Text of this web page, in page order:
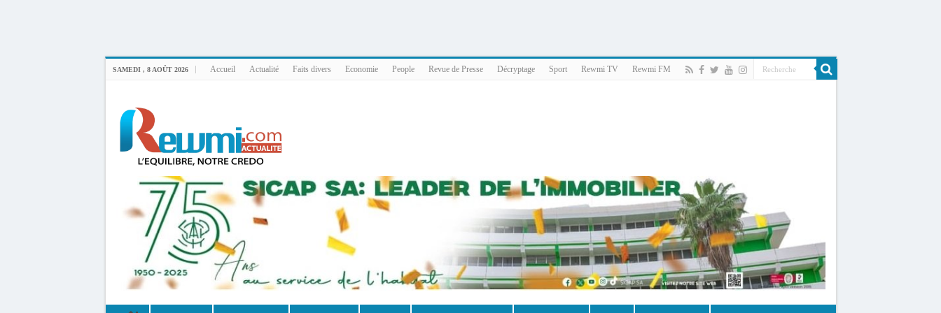
SAMEDI , 8 AOÛT 2026 Accueil Actualité Faits divers Economie People Revue de Presse Décryptage Sport Rewmi TV Rewmi FM